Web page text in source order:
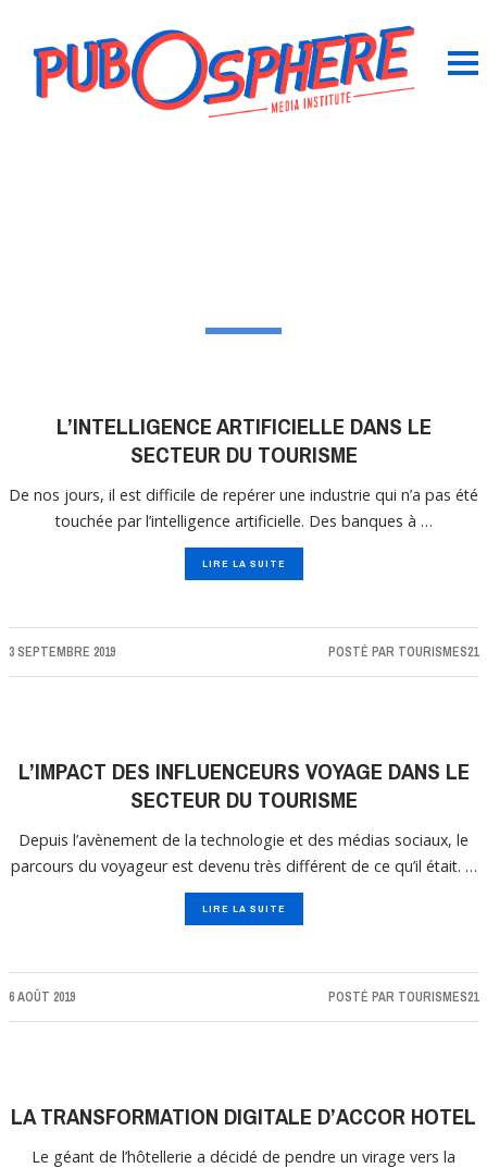
L’INTELLIGENCE ARTIFICIELLE DANS LE
SECTEUR DU TOURISME
De nos jours, il est difficile de repérer une industrie qui n’a pas été
touchée par l’intelligence artificielle. Des banques à …
LIRE LA SUITE
3 SEPTEMBRE 2019 POSTÉ PAR TOURISMES21
L’IMPACT DES INFLUENCEURS VOYAGE DANS LE
SECTEUR DU TOURISME
Depuis l’avènement de la technologie et des médias sociaux, le
parcours du voyageur est devenu très différent de ce qu’il était. …
LIRE LA SUITE
6 AOÛT 2019 POSTÉ PAR TOURISMES21
LA TRANSFORMATION DIGITALE D’ACCOR HOTEL
Le géant de l’hôtellerie a décidé de pendre un virage vers la